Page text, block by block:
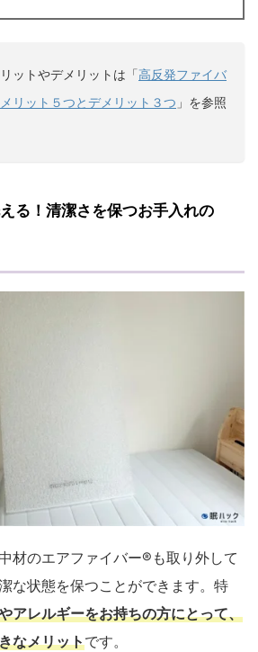
ットやデメリットは「高反発ファイバ
リット５つとデメリット３つ 」を参照
る！清潔さを保つお手入れの
材のエアファイバー®も取り外して
な状態を保つことができます。特
アレルギーをお持ちの方にとって、
なメリットです。